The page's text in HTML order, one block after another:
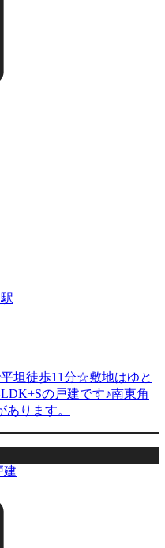
坦徒歩11分☆敷地はゆと
の戸建です♪南東角
ります。
建